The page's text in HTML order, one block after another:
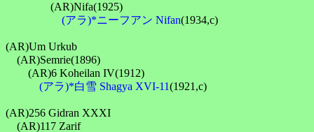
(AR)Nifa(1925)
(アラ)*ニーフアン Nifan(1934,c)
(AR)Um Urkub
(AR)Semrie(1896)
(AR)6 Koheilan IV(1912)
(アラ)*白雪 Shagya XVI-11(1921,c)
(AR)256 Gidran XXXI
(AR)117 Zarif